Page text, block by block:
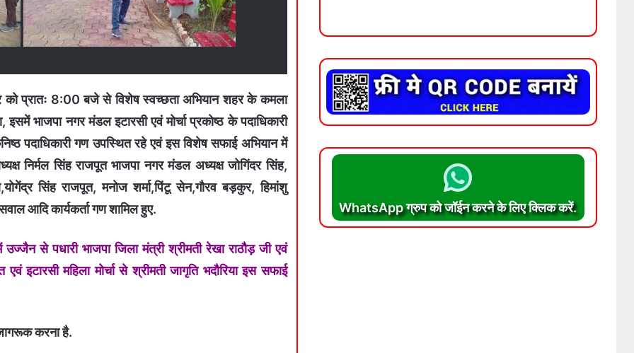
को प्रातः 8:00 बजे से विशेष स्वच्छता अभियान शहर के कमला
भाजपा नगर मंडल इटारसी एवं मोर्चा प्रकोष्ठ के पदाधिकारी
पदाधिकारी गण उपस्थित रहे एवं इस विशेष सफाई अभियान में
निर्मल सिंह राजपूत भाजपा नगर मंडल अध्यक्ष जोगिंदर सिंह,
सिंह राजपूत, मनोज शर्मा,पिंटू सेन,गौरव बड़कुर, हिमांशु
आदि कार्यकर्ता गण शामिल हुए.
से पधारी भाजपा जिला मंत्री श्रीमती रेखा राठौड़ जी एवं
एवं इटारसी महिला मोर्चा से श्रीमती जागृति भदौरिया इस सफाई
करना है.
WhatsApp ग्रुप को जॉईन करने के लिए क्लिक करें.